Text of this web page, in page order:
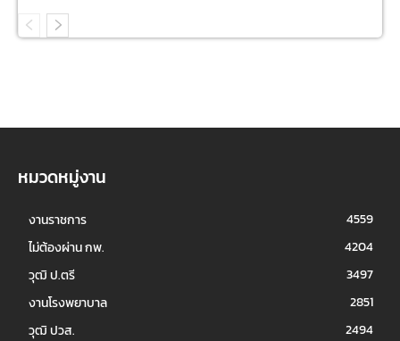
หมวดหมู่งาน
งานราชการ
4559
ไม่ต้องผ่าน กพ.
4204
วุฒิ ป.ตรี
3497
งานโรงพยาบาล
2851
วุฒิ ปวส.
2494